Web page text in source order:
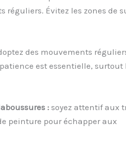
Évitez les zones de
des mouvements
est essentielle, surtout
:soyez attentif aux
peinture pour échapper aux